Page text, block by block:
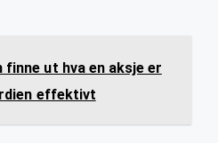
finne ut hva en aksje er
effektivt